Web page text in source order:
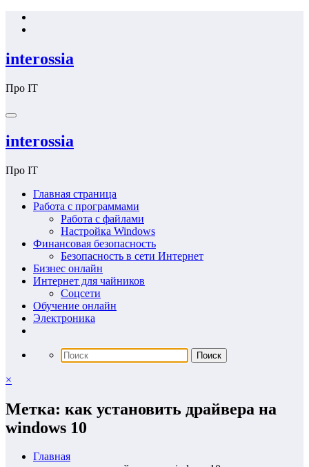
Перейти
interossia
Про IT
interossia
Про IT
Главная страница
Работа с программами
Работа с файлами
Настройка Windows
Финансовая безопасность
Безопасность в сети Интернет
Бизнес онлайн
Интернет для чайников
Соцсети
Обучение онлайн
Электроника
×
Метка: как установить драйвера на
windows 10
Главная